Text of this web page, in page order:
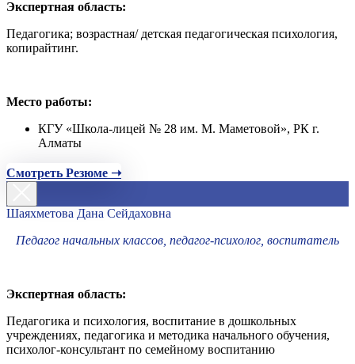
Экспертная область:
Педагогика; возрастная/ детская педагогическая психология,
копирайтинг.
Место работы:
КГУ «Школа-лицей № 28 им. М. Маметовой», РК г.
Алматы
Смотреть Резюме ➝
Шаяхметова Дана Сейдаховна
Педагог начальных классов, педагог-психолог, воспитатель
Экспертная область:
Педагогика и психология, воспитание в дошкольных
учреждениях, педагогика и методика начального обучения,
психолог-консультант по семейному воспитанию